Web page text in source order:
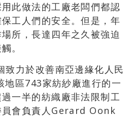
此做法的工廠老闆們都認
工人們的安全。但是，年
所，長達四年之久被強迫
。
致力於改善南亞邊緣化人民
地區743家紡紗廠進行的一
一半的紡織廠非法限制工
員會負責人Gerard Oonk